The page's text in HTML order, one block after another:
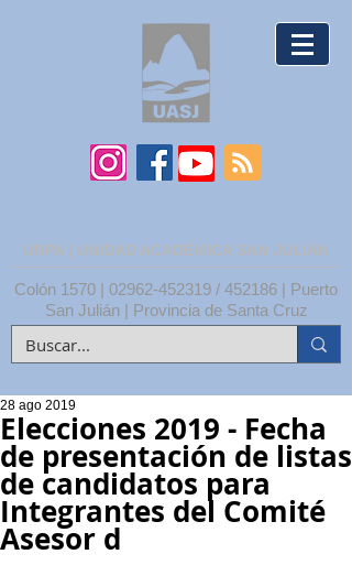
UNPA | UNIDAD ACADÉMICA SAN JULIÁN
Colón 1570 | 02962-452319 / 452186 | Puerto
San Julián | Provincia de Santa Cruz
Elecciones 2019 - Fecha
de presentación de listas
de candidatos para
Integrantes del Comité
Asesor d
28 ago 2019